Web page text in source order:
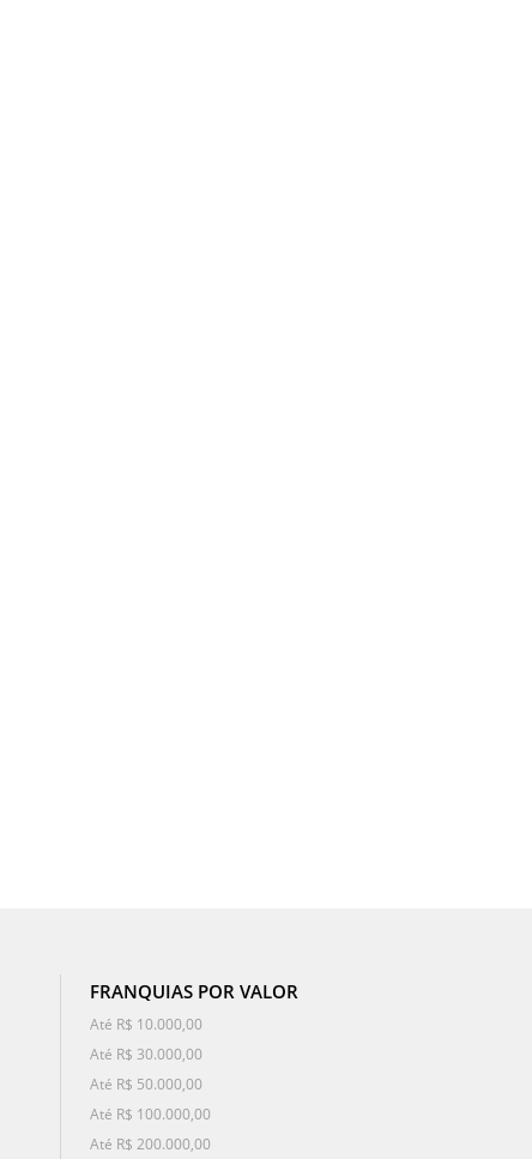
FRANQUIAS POR VALOR
Até R$ 10.000,00
Até R$ 30.000,00
Até R$ 50.000,00
Até R$ 100.000,00
Até R$ 200.000,00